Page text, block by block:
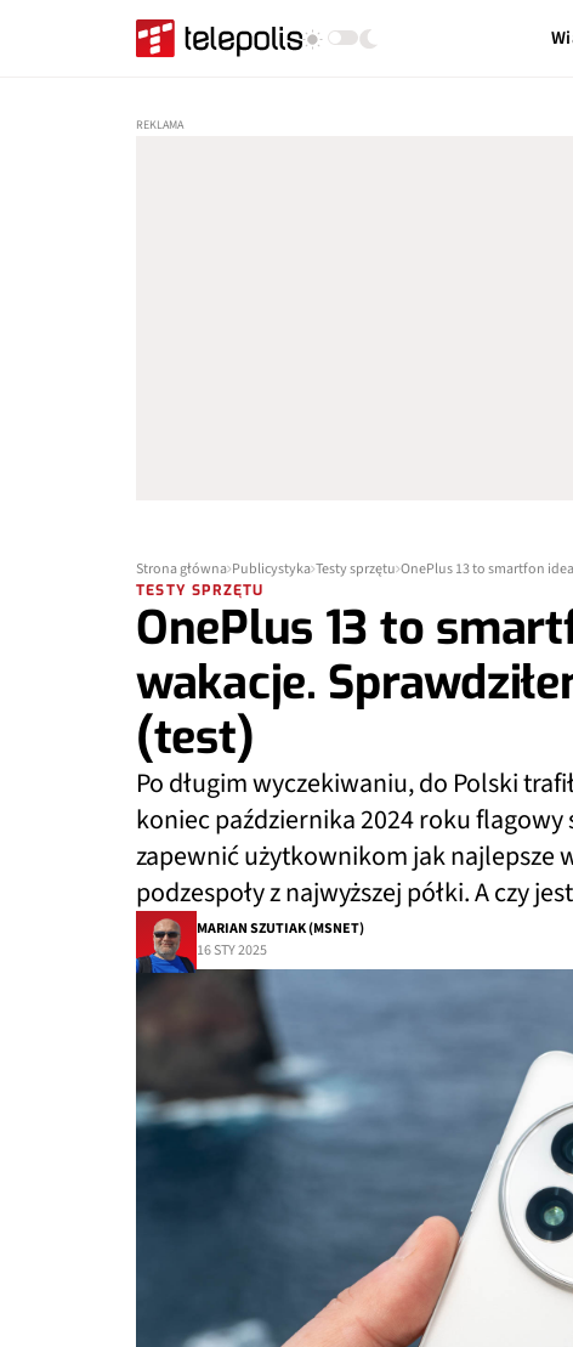
Strona główna Publicystyka Testy sprzętu OnePlus 13 to smartfon
TESTY SPRZĘTU
OnePlus 13 to
wakacje.
(test)
Po długim wyczekiwaniu, do Polski
koniec października 2024 roku
zapewnić użytkownikom jak najlepsze
podzespoły z najwyższej półki. A czy
MARIAN SZUTIAK (MSNET)
16 STY 2025